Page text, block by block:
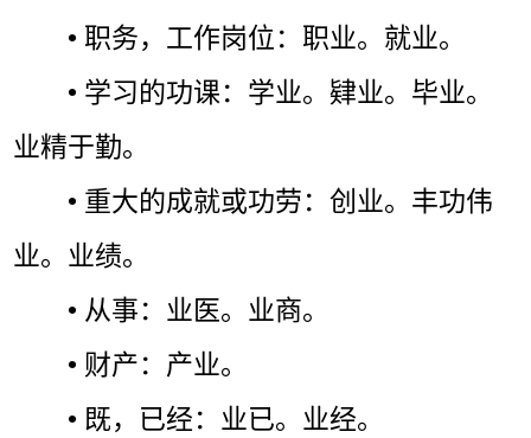
• 职务，工作岗位：职业。就业。
• 学习的功课：学业。肄业。毕业。
业精于勤。
• 重大的成就或功劳：创业。丰功伟
业。业绩。
• 从事：业医。业商。
• 财产：产业。
• 既，已经：业已。业经。